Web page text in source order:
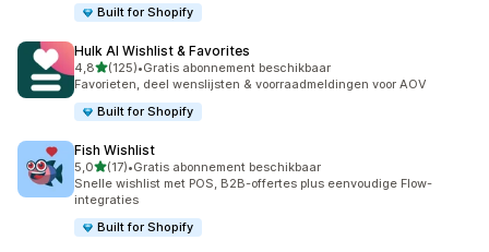
Built for Shopify
Hulk AI Wishlist & Favorites
4,8van 5 sterren
(125)
125 recensies in totaal
•Gratis abonnement beschikbaar
Favorieten, deel wenslijsten & voorraadmeldingen voor AOV
Built for Shopify
Fish Wishlist
5,0van 5 sterren
(17)
17 recensies in totaal
•Gratis abonnement beschikbaar
Snelle wishlist met POS, B2B-offertes plus eenvoudige Flow-
integraties
Built for Shopify